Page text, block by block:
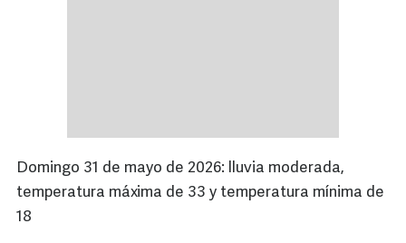
Domingo 31 de mayo de 2026: lluvia moderada,
temperatura máxima de 33 y temperatura mínima de
18